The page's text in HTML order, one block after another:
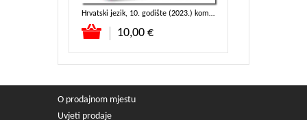
Hrvatski jezik, 10. godište (2023.) komplet
10,00 €
Dodaj u košaricu
O prodajnom mjestu
Uvjeti prodaje